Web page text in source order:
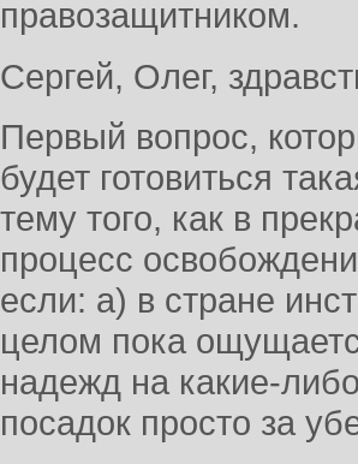
правозащитником.
Сергей, Олег,
Первый вопрос,
будет готовиться
тему того, как в
процесс
если: а) в стране
целом пока
надежд на какие-
посадок просто за